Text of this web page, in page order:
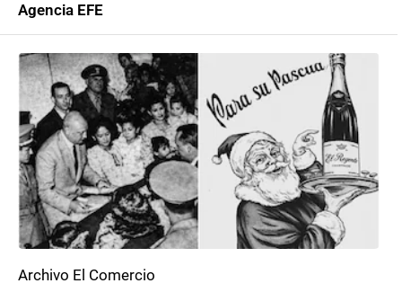
Agencia EFE
Archivo El Comercio